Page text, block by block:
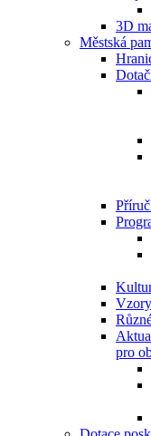
3D
Městská
pro